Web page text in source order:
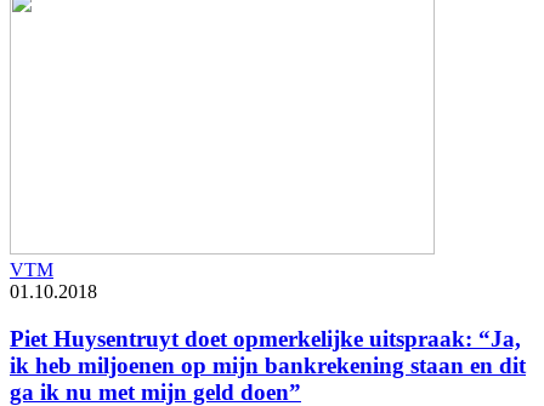
VTM
01.10.2018
Piet Huysentruyt doet opmerkelijke uitspraak: “Ja,
ik heb miljoenen op mijn bankrekening staan en dit
ga ik nu met mijn geld doen”